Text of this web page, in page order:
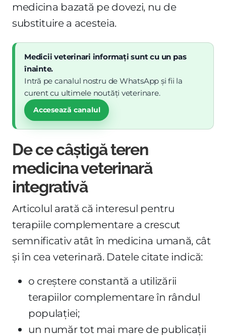
medicina bazată pe dovezi, nu de
substituire a acesteia.
Medicii veterinari informați sunt cu un pas
înainte.
Intră pe canalul nostru de WhatsApp și fii la
curent cu ultimele noutăți veterinare.
Accesează canalul
De ce câștigă teren
medicina veterinară
integrativă
Articolul arată că interesul pentru
terapiile complementare a crescut
semnificativ atât în medicina umană, cât
și în cea veterinară. Datele citate indică:
o creștere constantă a utilizării
terapiilor complementare în rândul
populației;
un număr tot mai mare de publicații